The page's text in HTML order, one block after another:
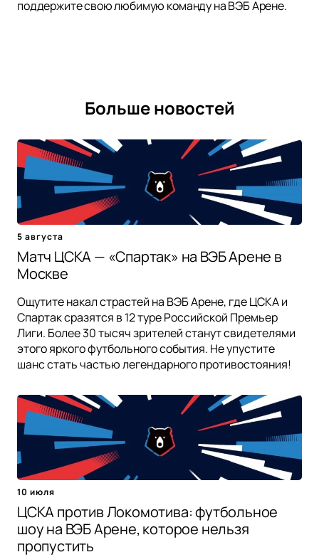
поддержите свою любимую команду на ВЭБ Арене.
Больше новостей
5 августа
Матч ЦСКА — «Спартак» на ВЭБ Арене в
Москве
Ощутите накал страстей на ВЭБ Арене, где ЦСКА и
Спартак сразятся в 12 туре Российской Премьер
Лиги. Более 30 тысяч зрителей станут свидетелями
этого яркого футбольного события. Не упустите
шанс стать частью легендарного противостояния!
10 июля
ЦСКА против Локомотива: футбольное
шоу на ВЭБ Арене, которое нельзя
пропустить